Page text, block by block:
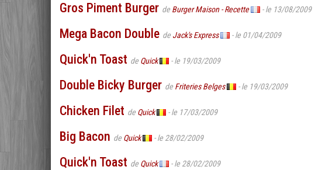
Gros Piment Burger de Burger Maison - Recette - le 13/08/2009
Mega Bacon Double de Jack's Express - le 01/04/2009
Quick'n Toast de Quick - le 19/03/2009
Double Bicky Burger de Friteries Belges - le 19/03/2009
Chicken Filet de Quick - le 17/03/2009
Big Bacon de Quick - le 28/02/2009
Quick'n Toast de Quick - le 28/02/2009